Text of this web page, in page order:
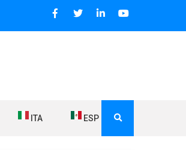
2006 DIFFONDE NOTIZIE SUI
ITA ESP